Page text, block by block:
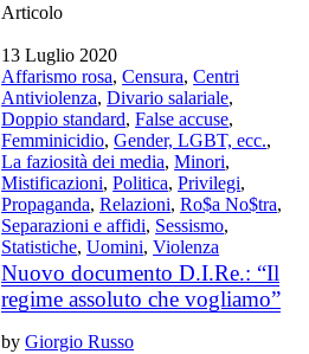
Articolo
13 Luglio 2020
Affarismo rosa,Censura,Centri
Antiviolenza,Divario salariale,
Doppio standard,False accuse,
Femminicidio,Gender, LGBT, ecc.,
La faziosità dei media,Minori,
Mistificazioni,Politica,Privilegi,
Propaganda,Relazioni,Ro$a No$tra,
Separazioni e affidi, Sessismo,
Statistiche,Uomini,Violenza
Nuovo documento D.I.Re.: “Il
regime assoluto che vogliamo”
byGiorgio Russo